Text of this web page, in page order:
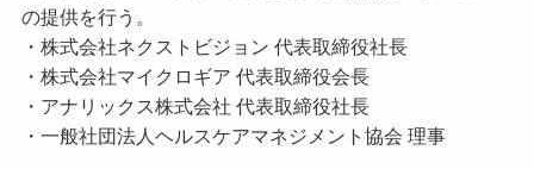
の提供を行う。
・株式会社ネクストビジョン 代表取締役社長
・株式会社マイクロギア 代表取締役会長
・アナリックス株式会社 代表取締役社長
・一般社団法人ヘルスケアマネジメント協会 理事